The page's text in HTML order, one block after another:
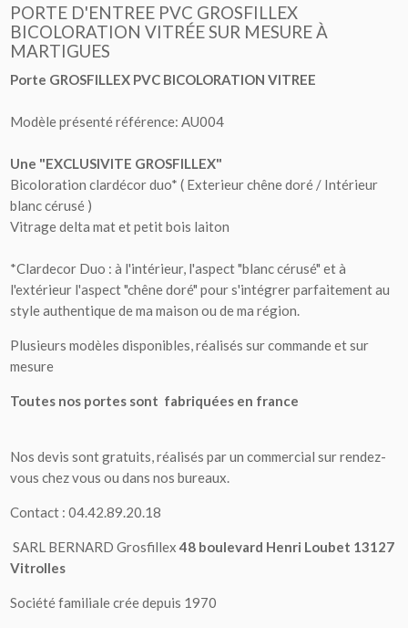
PORTE D'ENTREE PVC GROSFILLEX
BICOLORATION VITRÉE SUR MESURE À
MARTIGUES
Porte GROSFILLEX PVC BICOLORATION VITREE
Modèle présenté référence: AU004
Une "EXCLUSIVITE GROSFILLEX"
Bicoloration clardécor duo* ( Exterieur chêne doré / Intérieur
blanc cérusé )
Vitrage delta mat et petit bois laiton
*Clardecor Duo : à l'intérieur, l'aspect "blanc cérusé" et à
l'extérieur l'aspect "chêne doré" pour s'intégrer parfaitement au
style authentique de ma maison ou de ma région.
Plusieurs modèles disponibles, réalisés sur commande et sur
mesure
Toutes nos portes sont fabriquées en france
Nos devis sont gratuits, réalisés par un commercial sur rendez-
vous chez vous ou dans nos bureaux.
Contact : 04.42.89.20.18
SARL BERNARD Grosfillex48 boulevard Henri Loubet 13127
Vitrolles
Société familiale crée depuis 1970